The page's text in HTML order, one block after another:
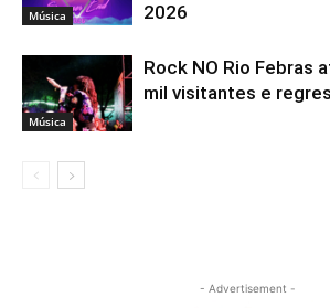
Música
2026
Música
Rock NO Rio Febras
mil visitantes e
- Advertisement -